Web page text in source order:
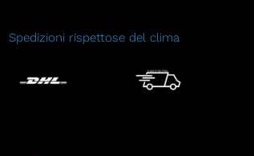
Spedizioni rispettose del clima